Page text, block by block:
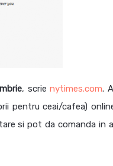
, scrienytimes.com.
pentru ceai/cafea)
si pot da comanda in